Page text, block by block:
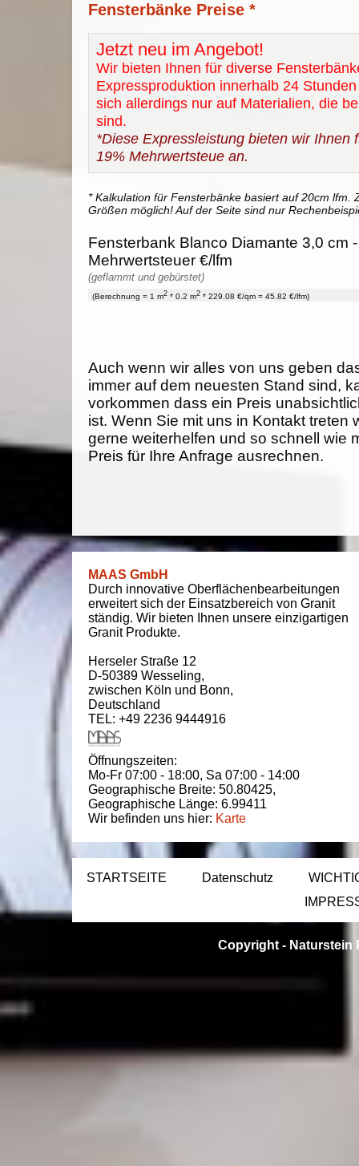
Fensterbänke Preise *
Jetzt neu im Angebot!
Wir bieten Ihnen für diverse
Expressproduktion innerhalb 24
sich allerdings nur auf Materialien, die
sind.
*Diese Expressleistung bieten wir Ihnen
19% Mehrwertsteue an.
* Kalkulation für Fensterbänke basiert auf 20cm lfm.
Größen möglich! Auf der Seite sind nur
Fensterbank Blanco Diamante 3,0 cm
Mehrwertsteuer €/lfm
(geflammt und gebürstet)
(Berechnung = 1 m2 * 0.2 m2 * 229.08 €/qm = 45.82 €/lfm)
Auch wenn wir alles von uns geben
immer auf dem neuesten Stand sind,
vorkommen dass ein Preis
ist. Wenn Sie mit uns in Kontakt treten
gerne weiterhelfen und so schnell wie
Preis für Ihre Anfrage ausrechnen.
MAAS GmbH
Durch innovative Oberflächenbearbeitungen
erweitert sich der Einsatzbereich von Granit
ständig. Wir bieten Ihnen unsere einzigartigen
Granit Produkte.
Herseler Straße 12
D-50389 Wesseling,
zwischen Köln und Bonn,
Deutschland
TEL: +49 2236 9444916
Öffnungszeiten:
Mo-Fr 07:00 - 18:00, Sa 07:00 - 14:00
Geographische Breite: 50.80425,
Geographische Länge: 6.99411
Wir befinden uns hier: Karte
STARTSEITE Datenschutz
Copyright - Naturstein